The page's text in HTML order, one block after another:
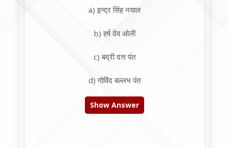
a) इन्द्र सिंह नयाल
b) हर्ष देव ओली
c) बद्री दत्त पंत
d) गोविंद बल्लभ पंत
Show Answer